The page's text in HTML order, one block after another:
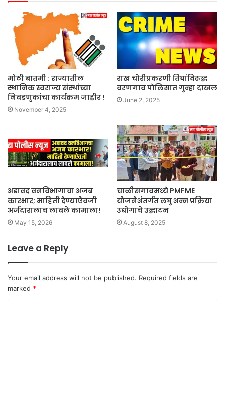
मोठी बातमी : राज्यातील
स्थानिक स्वराज्य संस्थांच्या
निवडणुकांचा कार्यक्रम जाहीर !
November 4, 2025
राख चोरीप्रकरणी तिघांविरुद्ध
वरणगाव पोलिसात गुन्हा दाखल
June 2, 2025
अडावद वनविभागाचा अजब
कारभार; माहिती देण्याऐवजी
अर्जदारालाच लावले कामाला!
May 15, 2026
चाळीसगावमध्ये PMFME
योजनेअंतर्गत लघु अन्न प्रक्रिया
उद्योगाचे उद्घाटन
August 8, 2025
Leave a Reply
Your email address will not be published. Required fields are
marked *